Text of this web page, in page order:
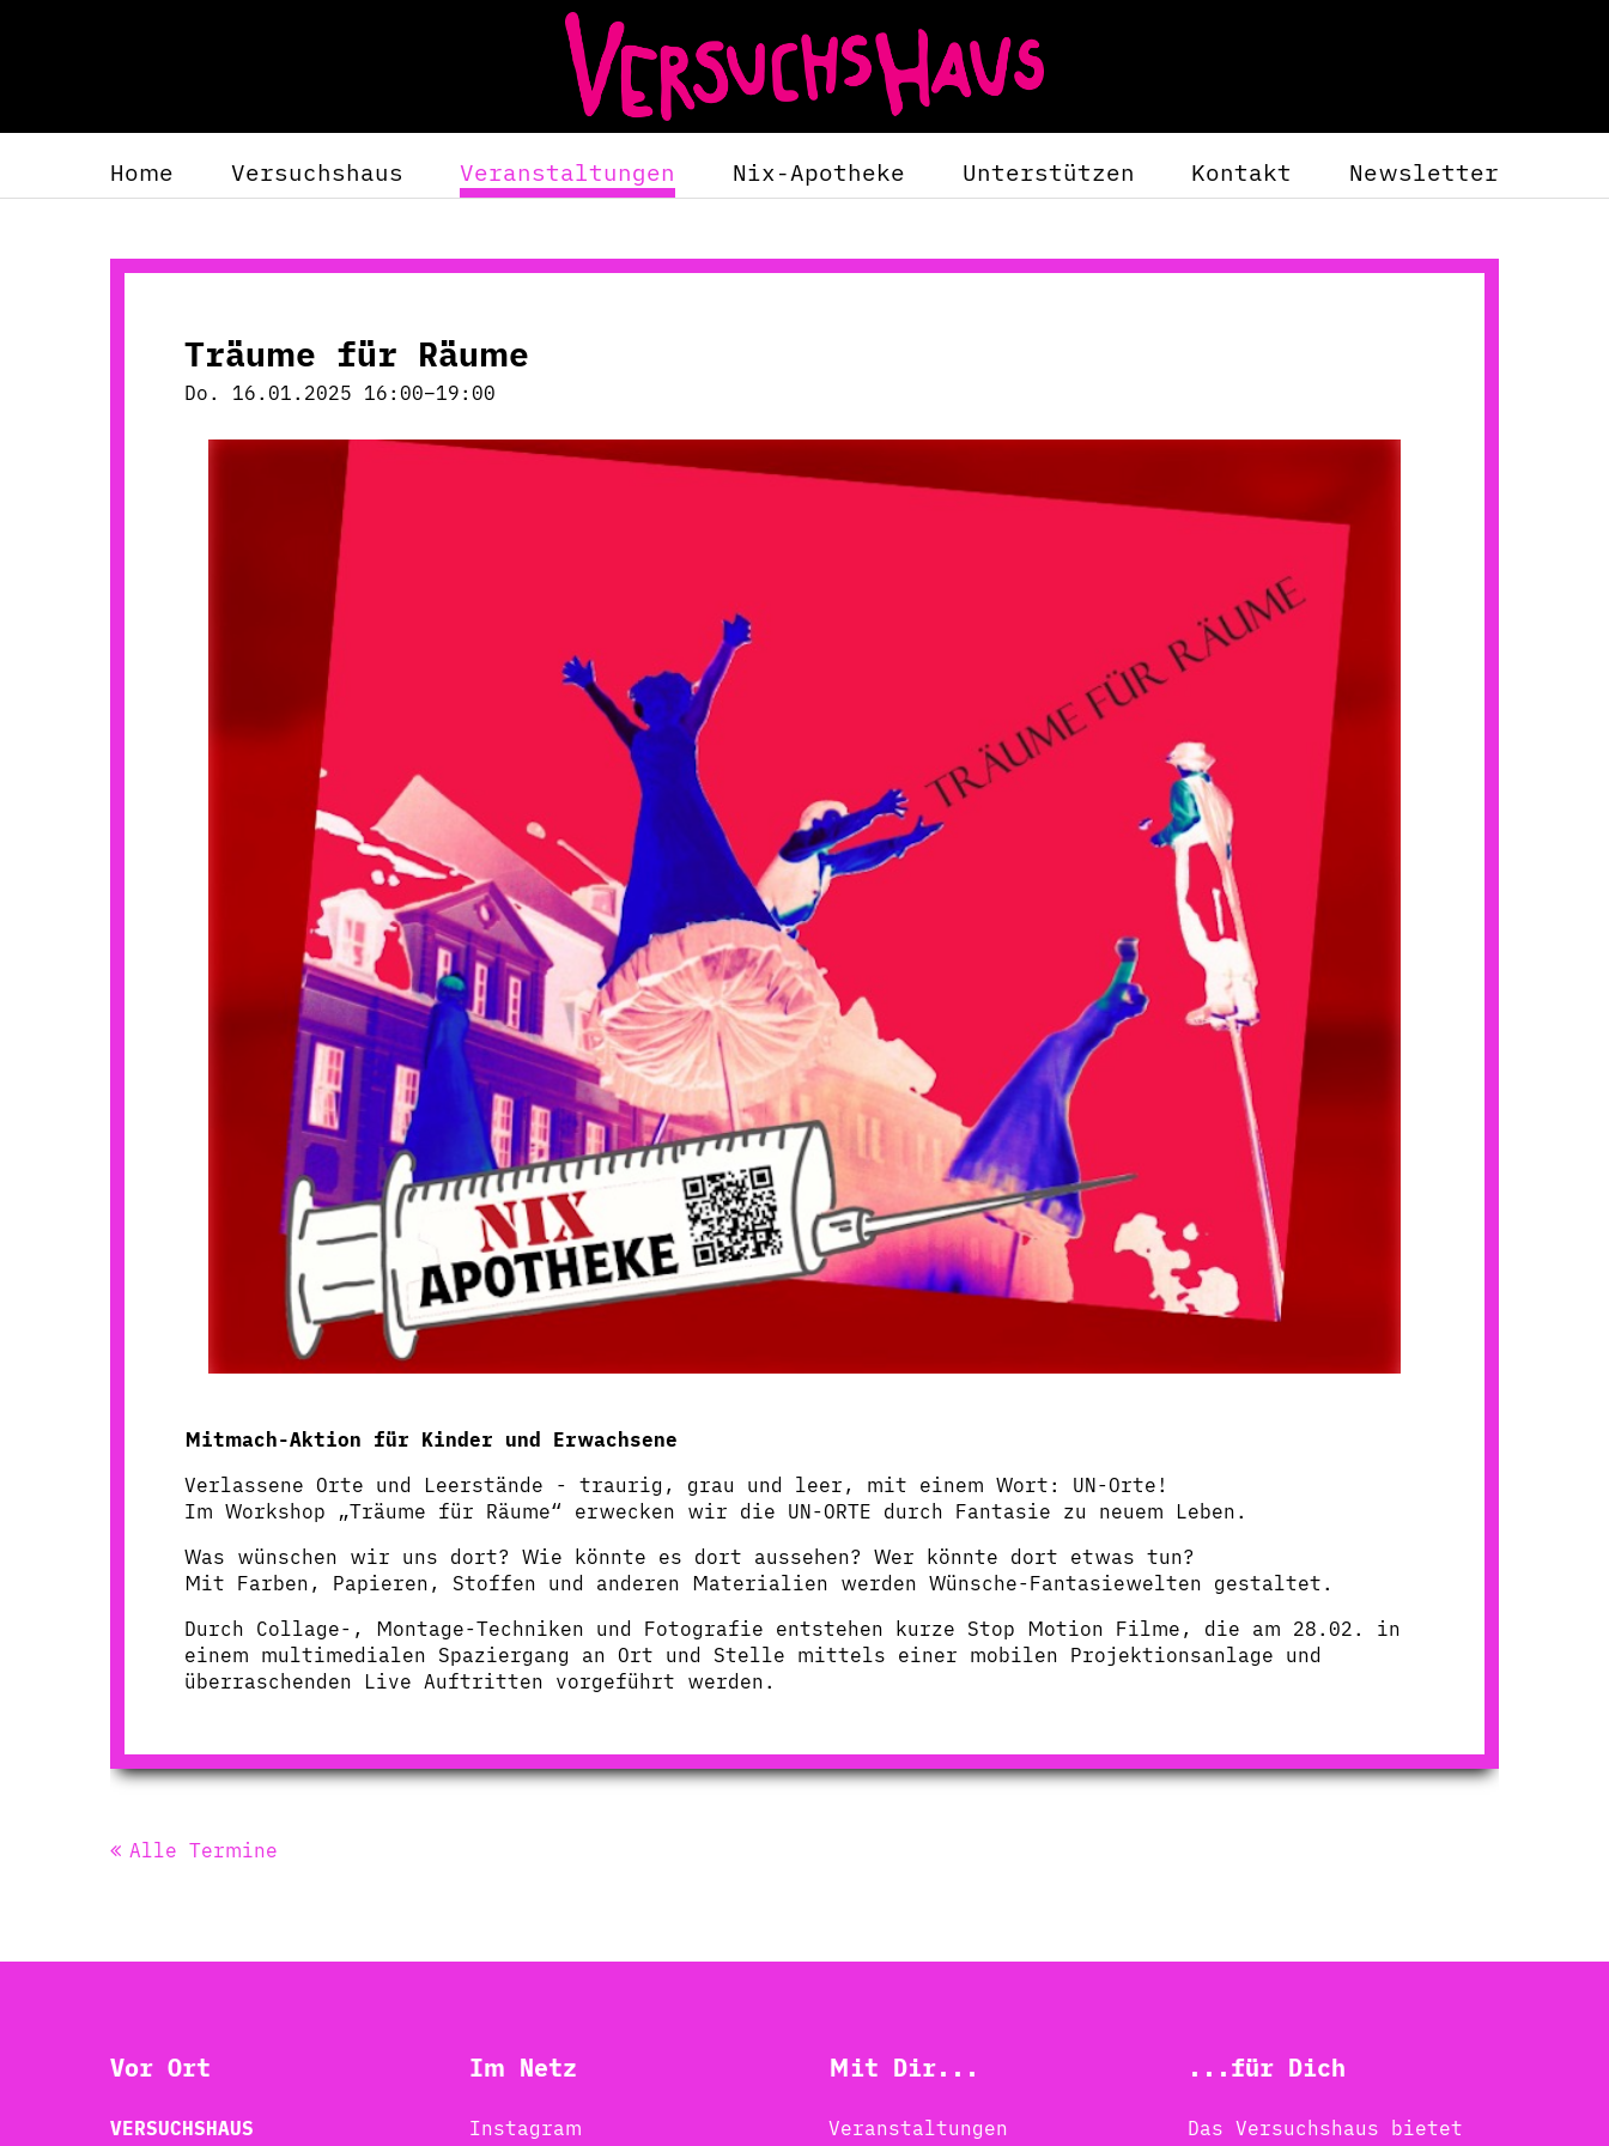
Home Versuchshaus Veranstaltungen Nix-Apotheke Unterstützen Kontakt Newsletter
Träume für Räume
Do. 16.01.2025 16:00–19:00
Mitmach-Aktion für Kinder und Erwachsene
Verlassene Orte und Leerstände - traurig, grau und leer, mit einem Wort: UN-Orte!
Im Workshop „Träume für Räume“ erwecken wir die UN-ORTE durch Fantasie zu neuem Leben.
Was wünschen wir uns dort? Wie könnte es dort aussehen? Wer könnte dort etwas tun?
Mit Farben, Papieren, Stoffen und anderen Materialien werden Wünsche-Fantasiewelten gestaltet.
Durch Collage-, Montage-Techniken und Fotografie entstehen kurze Stop Motion Filme, die am 28.02. in
einem multimedialen Spaziergang an Ort und Stelle mittels einer mobilen Projektionsanlage und
überraschenden Live Auftritten vorgeführt werden.
Alle Termine
Vor Ort
VERSUCHSHAUS
Im Netz
Instagram
Mit Dir...
Veranstaltungen
...für Dich
Das Versuchshaus bietet